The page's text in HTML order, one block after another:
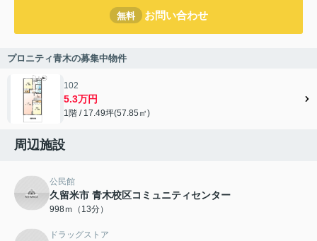
無料 お問い合わせ
プロニティ青木の募集中物件
102
5.3万円
1階 / 17.49坪(57.85㎡)
周辺施設
公民館
久留米市 青木校区コミュニティセンター
998ｍ（13分）
ドラッグストア